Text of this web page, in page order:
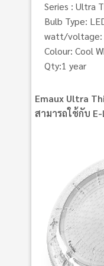
Series : Ultra
Bulb Type:
watt/voltage:
Colour: Cool
Qty:1 year
Emaux Ultra
สามารถใช้กับ E-